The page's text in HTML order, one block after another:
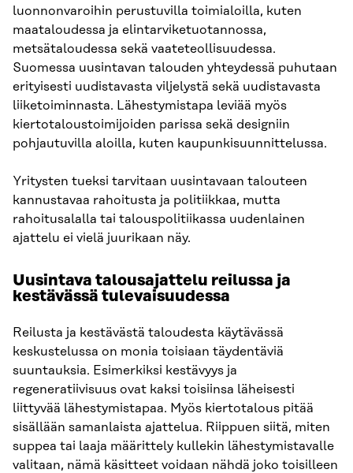
luonnonvaroihin perustuvilla toimialoilla, kuten
maataloudessa ja elintarviketuotannossa,
metsätaloudessa sekä vaateteollisuudessa.
Suomessa uusintavan talouden yhteydessä puhutaan
erityisesti uudistavasta viljelystä sekä uudistavasta
liiketoiminnasta. Lähestymistapa leviää myös
kiertotaloustoimijoiden parissa sekä designiin
pohjautuvilla aloilla, kuten kaupunkisuunnittelussa.
Yritysten tueksi tarvitaan uusintavaan talouteen
kannustavaa rahoitusta ja politiikkaa, mutta
rahoitusalalla tai talouspolitiikassa uudenlainen
ajattelu ei vielä juurikaan näy.
Uusintava talousajattelu reilussa ja
kestävässä tulevaisuudessa
Reilusta ja kestävästä taloudesta käytävässä
keskustelussa on monia toisiaan täydentäviä
suuntauksia. Esimerkiksi kestävyys ja
regeneratiivisuus ovat kaksi toisiinsa läheisesti
liittyvää lähestymistapaa. Myös kiertotalous pitää
sisällään samanlaista ajattelua. Riippuen siitä, miten
suppea tai laaja määrittely kullekin lähestymistavalle
valitaan, nämä käsitteet voidaan nähdä joko toisilleen